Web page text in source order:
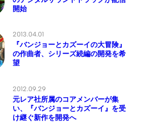
開始
2013.04.01
『バンジョーとカズーイの大冒険』
の作曲者、シリーズ続編の開発を希
望
2012.09.29
元レア社所属のコアメンバーが集
い、『バンジョーとカズーイ』を受
け継ぐ新作を開発へ